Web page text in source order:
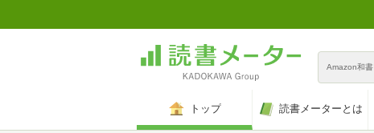
Amazon和書
トップ 読書メーターとは